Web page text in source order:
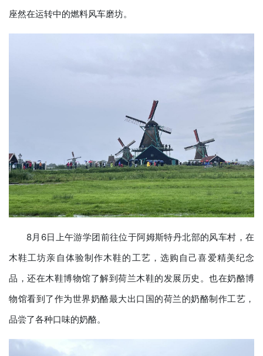
座然在运转中的燃料风车磨坊。
8月6日上午游学团前往位于阿姆斯特丹北部的风车村，在
木鞋工坊亲自体验制作木鞋的工艺，选购自己喜爱精美纪念
品，还在木鞋博物馆了解到荷兰木鞋的发展历史。也在奶酪博
物馆看到了作为世界奶酪最大出口国的荷兰的奶酪制作工艺，
品尝了各种口味的奶酪。